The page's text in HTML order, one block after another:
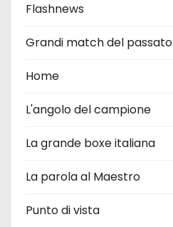
Flashnews
Grandi match del passato
Home
L'angolo del campione
La grande boxe italiana
La parola al Maestro
Punto di vista